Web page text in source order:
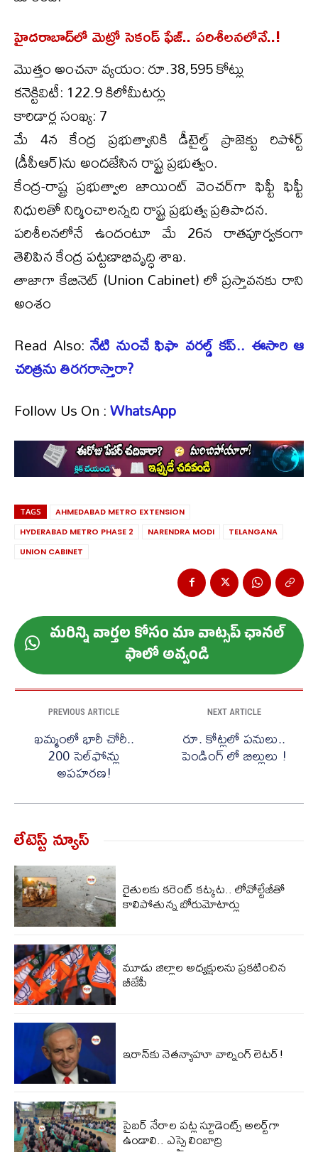
హైదరాబాద్‌లో మెట్రో సెకండ్ ఫేజ్.. పరిశీలనలోనే..!
మొత్తం అంచనా వ్యయం: రూ.38,595 కోట్లు
కనెక్టివిటీ: 122.9 కిలోమీటర్లు
కారిడార్ల సంఖ్య: 7
మే 4న కేంద్ర ప్రభుత్వానికి డీటైల్డ్ ప్రాజెక్టు రిపోర్ట్
(డీపీఆర్)ను అందజేసిన రాష్ట్ర ప్రభుత్వం.
కేంద్ర-రాష్ట్ర ప్రభుత్వాల జాయింట్ వెంచర్‌గా ఫిఫ్టీ ఫిఫ్టీ
నిధులతో నిర్మించాలన్నది రాష్ట్ర ప్రభుత్వ ప్రతిపాదన.
పరిశీలనలోనే ఉందంటూ మే 26న రాతపూర్వకంగా
తెలిపిన కేంద్ర పట్టణాభివృద్ధి శాఖ.
తాజాగా కేబినెట్ (Union Cabinet) లో ప్రస్తావనకు రాని
అంశం
Read Also: నేటి నుంచే ఫిఫా వరల్డ్ కప్.. ఈసారి ఆ
చరిత్రను తిరగరాస్తారా?
Follow Us On :WhatsApp
TAGS
AHMEDABAD METRO EXTENSION
HYDERABAD METRO PHASE 2
NARENDRA MODI
TELANGANA
UNION CABINET
మ‌రిన్ని వార్త‌ల కోసం మా వాట్స‌ప్ ఛాన‌ల్
ఫాలో అవ్వండి
PREVIOUS ARTICLE
ఖమ్మంలో భారీ చోరీ..
200 సెల్‌ఫోన్లు
అపహరణ!
NEXT ARTICLE
రూ. కోట్లలో పనులు..
పెండింగ్ లో బిల్లులు !
లేటెస్ట్ న్యూస్‌
రైతులకు కరెంట్ కట్కట.. లోవోల్టేజీతో
కాలిపోతున్న బోరుమోటార్లు
మూడు జిల్లాల అధ్యక్షులను ప్రకటించిన
బీజేపీ
ఇరాన్‌కు నెత‌న్యాహూ వార్నింగ్ లెట‌ర్‌!
సైబర్ నేరాల పట్ల స్టూడెంట్స్ అలర్ట్‌గా
ఉండాలి.. ఎస్సై లింబాద్రి